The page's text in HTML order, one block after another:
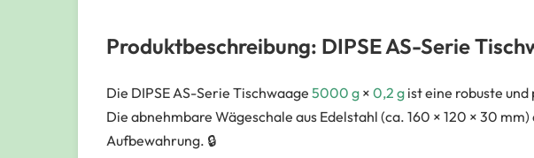
Produktbeschreibung: DIPSE AS-Serie
Die DIPSE AS-Serie Tischwaage 5000 g × 0,2 g ist eine robuste
Die abnehmbare Wägeschale aus Edelstahl (ca. 160 × 120 × 30
Aufbewahrung. 🔒